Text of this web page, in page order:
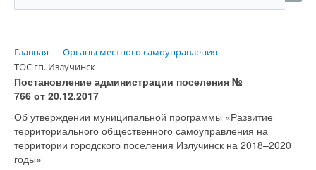
Главная
Органы местного самоуправления
ТОС гп. Излучинск
Постановление администрации поселения №
766 от 20.12.2017
Об утверждении муниципальной программы «Развитие
территориального общественного самоуправления на
территории городского поселения Излучинск на 2018–2020
годы»